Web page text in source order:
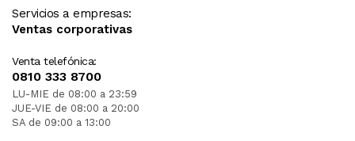
Servicios a empresas:
Ventas corporativas
Venta telefónica:
0810 333 8700
LU-MIE de 08:00 a 23:59
JUE-VIE de 08:00 a 20:00
SA de 09:00 a 13:00